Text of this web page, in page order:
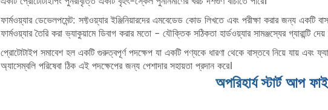
ফার্মওয়্যার ডেভেলপমেন্ট: সফ্টওয়্যার ইঞ্জিনিয়ারদের এমবেডেড কোড লিখতে এবং পরীক্ষা করার জন্য একটি
ফার্মওয়্যার তৈরি করা ভ্যাকুয়ামে ডিবাগ করার মতো - যৌক্তিক সঠিকতা হার্ডওয়্যার সামঞ্জস্যের গ্যারান্টি দেয়
প্রোটোটাইপ সমাবেশ হল একটি গুরুত্বপূর্ণ পদক্ষেপ যা একটি পণ্যকে ধারণা থেকে বাস্তবে নিয়ে যায় এবং
অ্যাসেম্বলি পরিষেবা ঠিক এই পদক্ষেপের জন্য পেশাদার সহায়তা প্রদান করে।
অপরিহার্য স্টার্ট আপ